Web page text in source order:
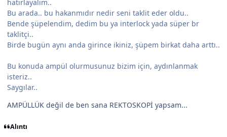
hatırlayalım..
Bu arada.. bu hakanmıdır nedir seni taklit eder oldu..
Bende şüpelendim, dedim bu ya interlock yada süper br
taklitçi..
Birde bugün aynı anda girince ikiniz, şüpem birkat daha arttı..
Bu konuda ampül olurmusunuz bizim için, aydınlanmak
isteriz..
Saygılar..
AMPÜLLÜK değil de ben sana REKTOSKOPİ yapsam...
Alıntı